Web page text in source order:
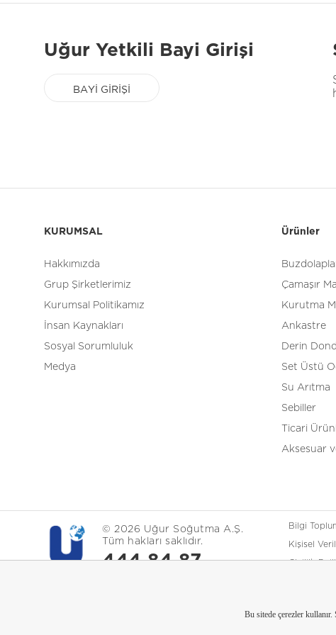
Bu sitede çerezler
Uğur Yetkili Bayi Girişi
BAYİ GİRİŞİ
KURUMSAL
Hakkımızda
Grup Şirketlerimiz
Kurumsal Politikamız
İnsan Kaynakları
Sosyal Sorumluluk
Medya
Ürünler
Çamaşır
Kurutma
Ankastre
Derin
Set Üstü
Su Arıtma
Sebiller
Ticari
Aksesuar
© 2026 Uğur Soğutma A.Ş.
Tüm hakları saklıdır.
444 84 87
Bilgi
Kişisel
Gizlilik